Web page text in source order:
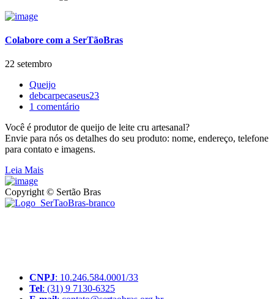
Colabore com a SerTãoBras
22 setembro
Queijo
debcarpecaseus23
1 comentário
Você é produtor de queijo de leite cru artesanal?
Envie para nós os detalhes do seu produto: nome, endereço, telefone
para contato e imagens.
Leia Mais
Copyright © Sertão Bras
CNPJ: 10.246.584.0001/33
Tel: (31) 9 7130-6325